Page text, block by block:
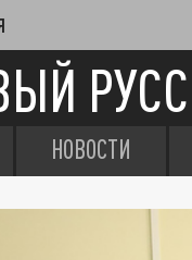
НОВОСТИ